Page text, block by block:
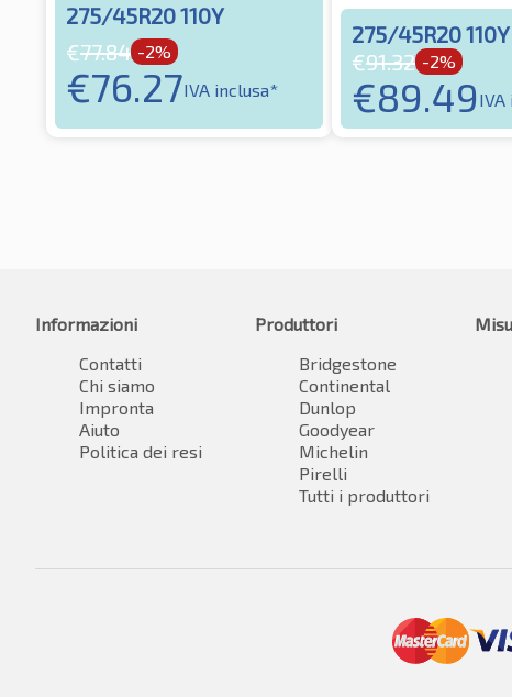
275/45R20 110Y
€77.84 -2%
€76.27IVA inclusa*
275/45R20 110Y
€91.32 -2%
€89.49IVA
Informazioni
Contatti
Chi siamo
Impronta
Aiuto
Politica dei resi
Produttori
Bridgestone
Continental
Dunlop
Goodyear
Michelin
Pirelli
Tutti i produttori